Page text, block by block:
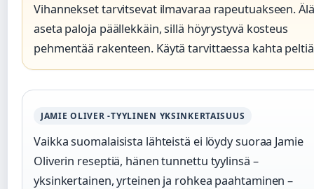
Vihannekset tarvitsevat ilmavaraa rapeutuakseen. Älä
aseta paloja päällekkäin, sillä höyrystyvä kosteus
pehmentää rakenteen. Käytä tarvittaessa kahta
JAMIE OLIVER -TYYLINEN YKSINKERTAISUUS
Vaikka suomalaisista lähteistä ei löydy suoraa Jamie
Oliverin reseptiä, hänen tunnettu tyylinsä –
yksinkertainen, yrteinen ja rohkea paahtaminen –